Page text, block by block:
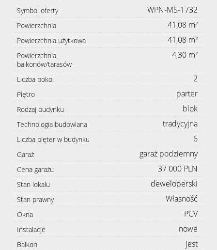
Symbol oferty WPN-MS-1732
Powierzchnia 41,08 m²
Powierzchnia użytkowa 41,08 m²
Powierzchnia
balkonów/tarasów
4,30 m²
Liczba pokoi 2
Piętro parter
Rodzaj budynku blok
Technologia budowlana tradycyjna
Liczba pięter w budynku 6
Garaż garaż podziemny
Cena garażu 37 000 PLN
Stan lokalu deweloperski
Stan prawny Własność
Okna PCV
Instalacje nowe
Balkon jest